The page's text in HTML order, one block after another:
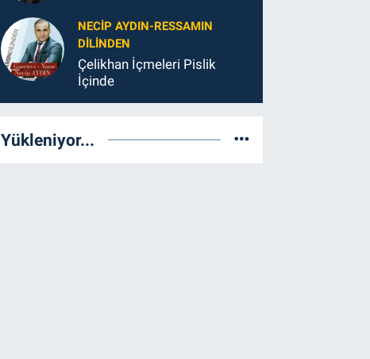
NECIP AYDIN-RESSAMIN
DILINDEN
Çelikhan İçmeleri Pislik
İçinde
Yükleniyor...